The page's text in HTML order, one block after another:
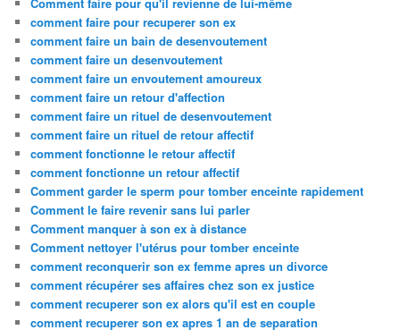
comment faire pour recuperer son ex
comment faire un bain de desenvoutement
comment faire un desenvoutement
comment faire un envoutement amoureux
comment faire un retour d'affection
comment faire un rituel de desenvoutement
comment faire un rituel de retour affectif
comment fonctionne le retour affectif
comment fonctionne un retour affectif
Comment garder le sperm pour tomber enceinte rapidement
Comment le faire revenir sans lui parler
Comment manquer à son ex à distance
Comment nettoyer l'utérus pour tomber enceinte
comment reconquerir son ex femme apres un divorce
comment récupérer ses affaires chez son ex justice
comment recuperer son ex alors qu'il est en couple
comment recuperer son ex apres 1 an de separation